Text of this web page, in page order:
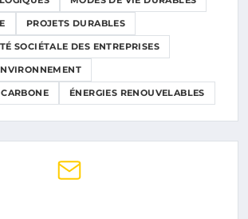
PROJETS DURABLES
SOCIÉTALE DES ENTREPRISES
ÉNERGIES RENOUVELABLES